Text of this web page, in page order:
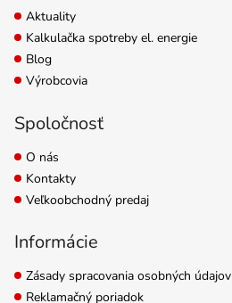
Aktuality
Kalkulačka spotreby el. energie
Blog
Výrobcovia
Spoločnosť
O nás
Kontakty
Veľkoobchodný predaj
Informácie
Zásady spracovania osobných údajov
Reklamačný poriadok